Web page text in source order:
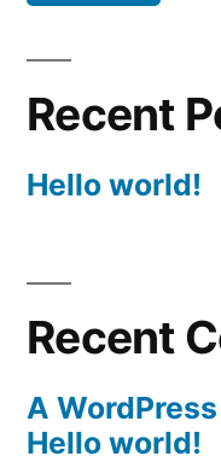
Recent
Hello world!
Recent
A
Hello world!